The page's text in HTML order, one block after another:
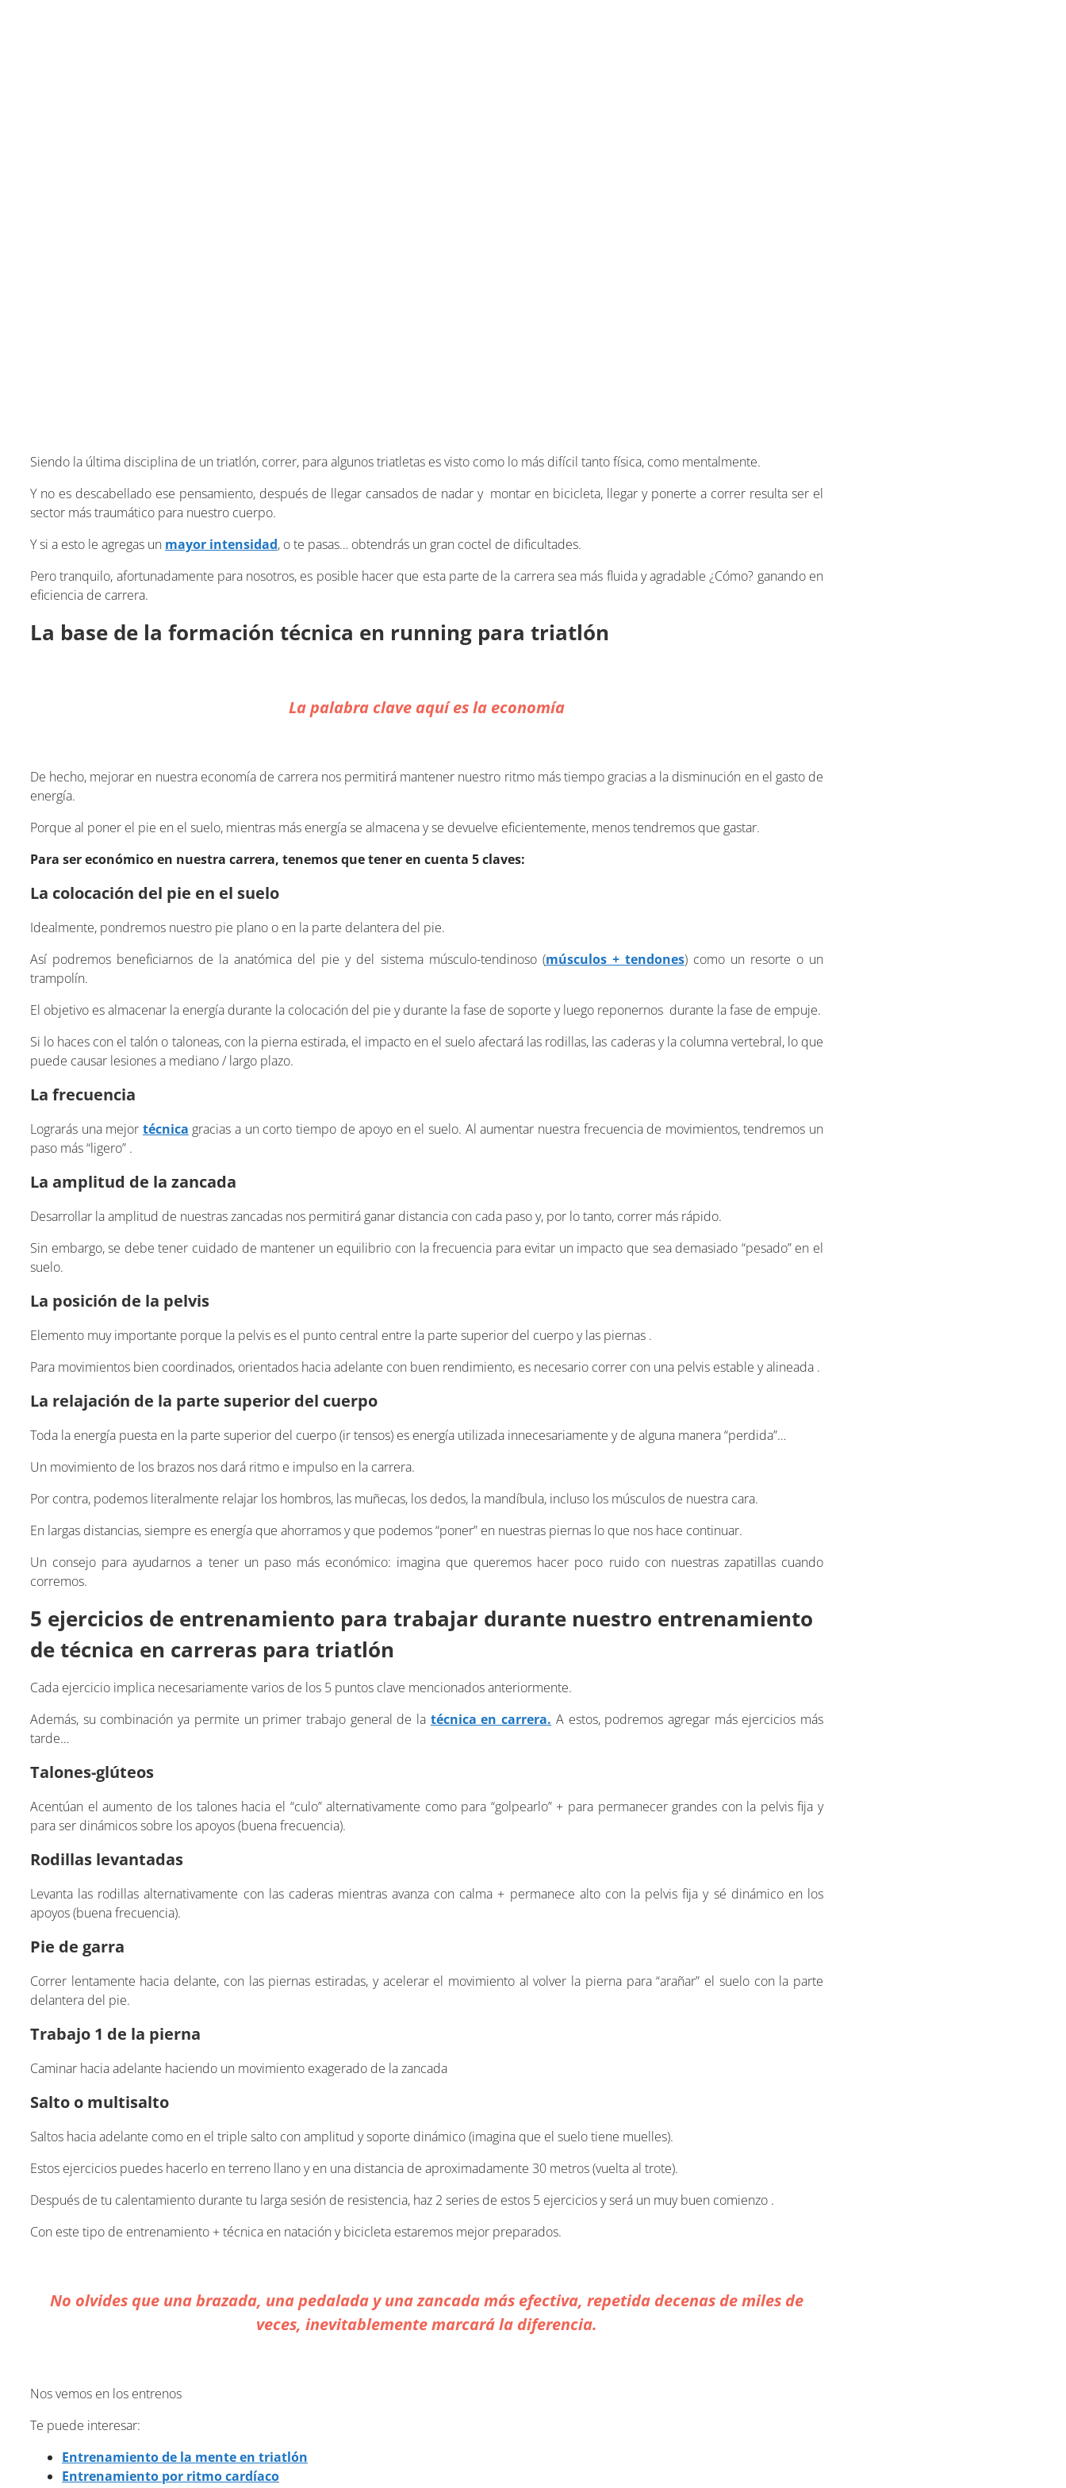
Siendo la última disciplina de un triatlón, correr, para algunos triatletas es visto como lo más difícil tanto física, como mentalmente.
Y no es descabellado ese pensamiento, después de llegar cansados ​​de nadar y montar en bicicleta, llegar y ponerte a correr resulta ser el
sector más traumático para nuestro cuerpo.
Y si a esto le agregas un mayor intensidad, o te pasas… obtendrás un gran coctel de dificultades.
Pero tranquilo, afortunadamente para nosotros, es posible hacer que esta parte de la carrera sea más fluida y agradable ¿Cómo? ganando en
eficiencia de carrera.
La base de la formación técnica en running para triatlón
La palabra clave aquí es la economía
De hecho, mejorar en nuestra economía de carrera nos permitirá mantener nuestro ritmo más tiempo gracias a la disminución en el gasto de
energía.
Porque al poner el pie en el suelo, mientras más energía se almacena y se devuelve eficientemente, menos tendremos que gastar.
Para ser económico en nuestra carrera, tenemos que tener en cuenta 5 claves:
La colocación del pie en el suelo
Idealmente, pondremos nuestro pie plano o en la parte delantera del pie.
Así podremos beneficiarnos de la anatómica del pie y del sistema músculo-tendinoso (músculos + tendones) como un resorte o un
trampolín.
El objetivo es almacenar la energía durante la colocación del pie y durante la fase de soporte y luego reponernos durante la fase de empuje.
Si lo haces con el talón o taloneas, con la pierna estirada, el impacto en el suelo afectará las rodillas, las caderas y la columna vertebral, lo que
puede causar lesiones a mediano / largo plazo.
La frecuencia
Lograrás una mejor técnica gracias a un corto tiempo de apoyo en el suelo. Al aumentar nuestra frecuencia de movimientos, tendremos un
paso más “ligero” .
La amplitud de la zancada
Desarrollar la amplitud de nuestras zancadas nos permitirá ganar distancia con cada paso y, por lo tanto, correr más rápido.
Sin embargo, se debe tener cuidado de mantener un equilibrio con la frecuencia para evitar un impacto que sea demasiado “pesado” en el
suelo.
La posición de la pelvis
Elemento muy importante porque la pelvis es el punto central entre la parte superior del cuerpo y las piernas .
Para movimientos bien coordinados, orientados hacia adelante con buen rendimiento, es necesario correr con una pelvis estable y alineada .
La relajación de la parte superior del cuerpo
Toda la energía puesta en la parte superior del cuerpo (ir tensos) es energía utilizada innecesariamente y de alguna manera “perdida”…
Un movimiento de los brazos nos dará ritmo e impulso en la carrera.
Por contra, podemos literalmente relajar los hombros, las muñecas, los dedos, la mandíbula, incluso los músculos de nuestra cara.
En largas distancias, siempre es energía que ahorramos y que podemos “poner” en nuestras piernas lo que nos hace continuar.
Un consejo para ayudarnos a tener un paso más económico: imagina que queremos hacer poco ruido con nuestras zapatillas cuando
corremos.
5 ejercicios de entrenamiento para trabajar durante nuestro entrenamiento
de técnica en carreras para triatlón
Cada ejercicio implica necesariamente varios de los 5 puntos clave mencionados anteriormente.
Además, su combinación ya permite un primer trabajo general de la técnica en carrera. A estos, podremos agregar más ejercicios más
tarde…
Talones-glúteos
Acentúan el aumento de los talones hacia el “culo” alternativamente como para “golpearlo” + para permanecer grandes con la pelvis fija y
para ser dinámicos sobre los apoyos (buena frecuencia).
Rodillas levantadas
Levanta las rodillas alternativamente con las caderas mientras avanza con calma + permanece alto con la pelvis fija y sé dinámico en los
apoyos (buena frecuencia).
Pie de garra
Correr lentamente hacia delante, con las piernas estiradas, y acelerar el movimiento al volver la pierna para “arañar” el suelo con la parte
delantera del pie.
Trabajo 1 de la pierna
Caminar hacia adelante haciendo un movimiento exagerado de la zancada
Salto o multisalto
Saltos hacia adelante como en el triple salto con amplitud y soporte dinámico (imagina que el suelo tiene muelles).
Estos ejercicios puedes hacerlo en terreno llano y en una distancia de aproximadamente 30 metros (vuelta al trote).
Después de tu calentamiento durante tu larga sesión de resistencia, haz 2 series de estos 5 ejercicios y será un muy buen comienzo .
Con este tipo de entrenamiento + técnica en natación y bicicleta estaremos mejor preparados.
No olvides que una brazada, una pedalada y una zancada más efectiva, repetida decenas de miles de
veces, inevitablemente marcará la diferencia.
Nos vemos en los entrenos
Te puede interesar:
Entrenamiento de la mente en triatlón
Entrenamiento por ritmo cardíaco